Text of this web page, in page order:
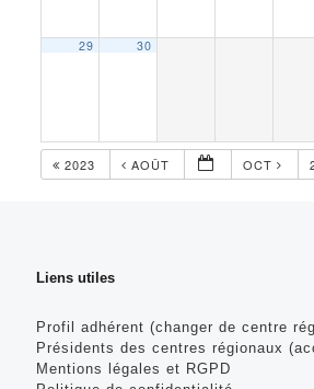
29 30
2023 AOÛT OCT
Liens utiles
Profil adhérent (changer de centre
Présidents des centres régionaux
Mentions légales et RGPD